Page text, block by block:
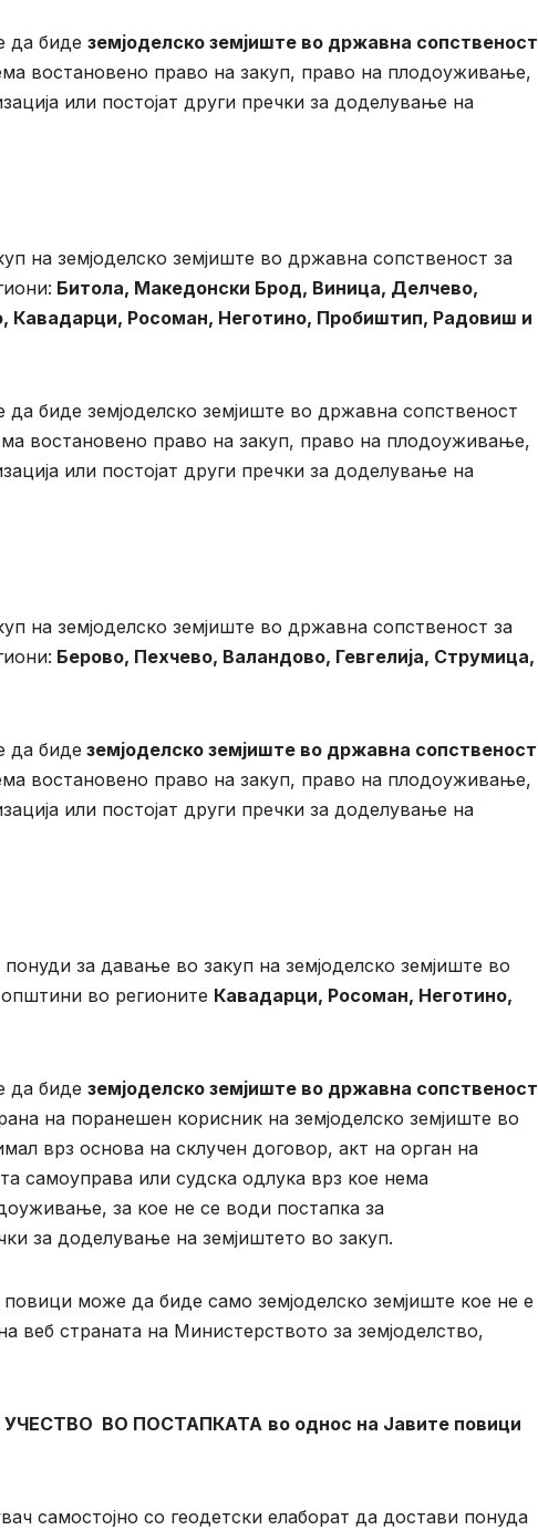
да биде земјоделско земјиште во државна сопственост
востановено право на закуп, право на плодоуживање,
или постојат други пречки за доделување на
на земјоделско земјиште во државна сопственост за
Битола, Македонски Брод, Виница, Делчево,
Кавадарци, Росоман, Неготино, Пробиштип, Радовиш и
биде земјоделско земјиште во државна сопственост
востановено право на закуп, право на плодоуживање,
или постојат други пречки за доделување на
на земјоделско земјиште во државна сопственост за
Берово, Пехчево, Валандово, Гевгелија, Струмица,
да биде земјоделско земјиште во државна сопственост
востановено право на закуп, право на плодоуживање,
или постојат други пречки за доделување на
за давање во закуп на земјоделско земјиште во
во регионите Кавадарци, Росоман, Неготино,
да биде земјоделско земјиште во државна сопственост
на поранешен корисник на земјоделско земјиште во
врз основа на склучен договор, акт на орган на
самоуправа или судска одлука врз кое нема
за кое не се води постапка за
за доделување на земјиштето во закуп.
може да биде само земјоделско земјиште кое не е
веб страната на Министерството за земјоделство,
ВО ПОСТАПКАТА во однос на Јавите повици
самостојно со геодетски елаборат да достави понуда